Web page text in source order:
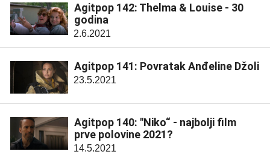
Agitpop 142: Thelma & Louise - 30
godina
2.6.2021
Agitpop 141: Povratak Anđeline Džoli
23.5.2021
Agitpop 140: "Niko“ - najbolji film
prve polovine 2021?
14.5.2021